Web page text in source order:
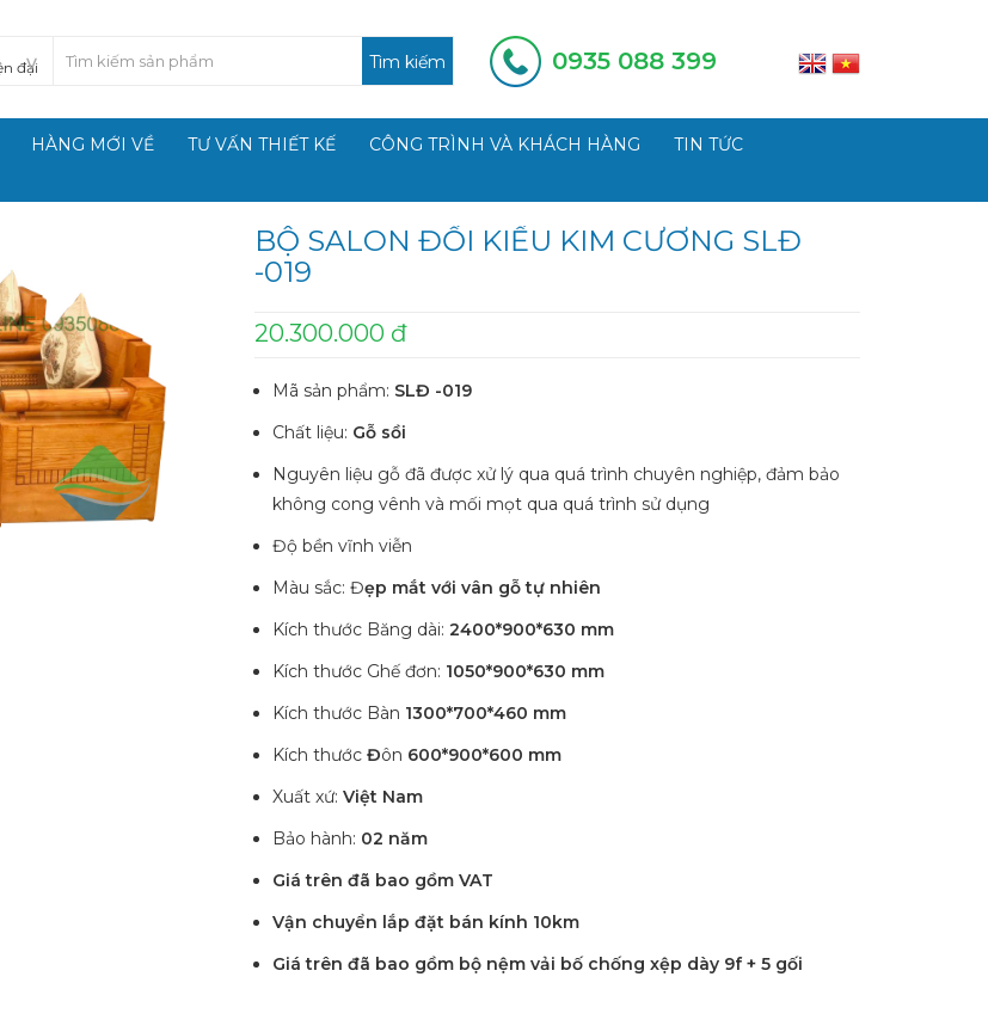
Tìm kiếm 0935 088 399
HÀNG MỚI VỀ TƯ VẤN THIẾT KẾ CÔNG TRÌNH VÀ KHÁCH HÀNG
TIN TỨC
BỘ SALON ĐỐI KIỂU KIM CƯƠNG SLĐ
-019
20.300.000 đ
Mã sản phẩm: SLĐ -019
Chất liệu: Gỗ sồi
Nguyên liệu gỗ đã được xử lý qua quá trình chuyên nghiệp, đảm bảo
không cong vênh và mối mọt qua quá trình sử dụng
Độ bền vĩnh viễn
Màu sắc: Đẹp mắt với vân gỗ tự nhiên
Kích thước Băng dài: 2400*900*630 mm
Kích thước Ghế đơn: 1050*900*630 mm
Kích thước Bàn 1300*700*460 mm
Kích thướcĐôn 600*900*600 mm
Xuất xứ: Việt Nam
Bảo hành: 02 năm
Giá trên đã bao gồm VAT
Vận chuyển lắp đặt bán kính 10km
Giá trên đã bao gồm bộ nệm vải bố chống xệp dày 9f + 5 gối